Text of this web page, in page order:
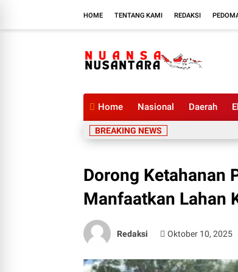
HOME TENTANG KAMI REDAKSI
Home Nasional Daerah
BREAKING NEWS
Dorong Ketahanan
Manfaatkan Lahan
Redaksi Oktober 10, 2025